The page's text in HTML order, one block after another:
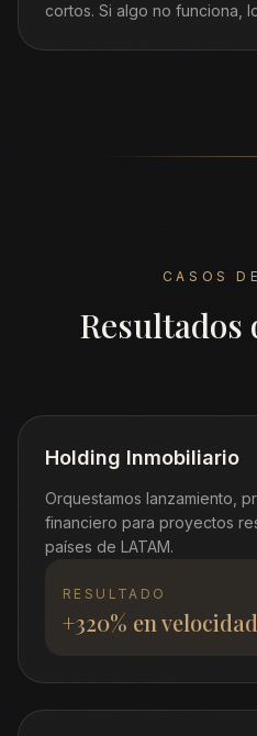
cortos. Si algo no funciona,
CASOS
Resultados
Holding Inmobiliario
Orquestamos lanzamiento,
financiero para proyectos
países de LATAM.
RESULTADO
+320% en